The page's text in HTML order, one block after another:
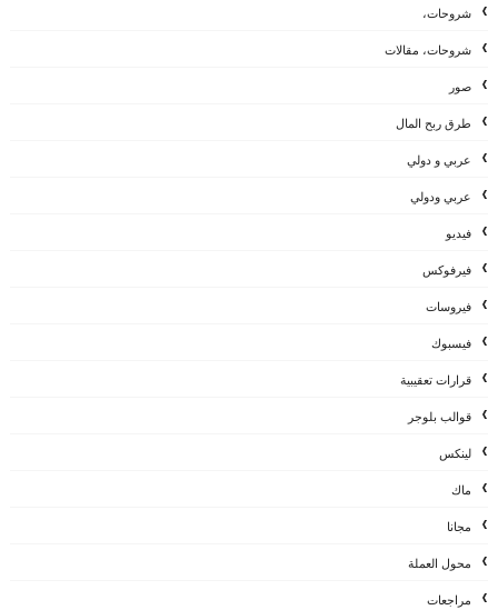
شروحات،
شروحات، مقالات
صور
طرق ربح المال
عربي و دولي
عربي ودولي
فيديو
فيرفوكس
فيروسات
فيسبوك
قرارات تعقيبية
قوالب بلوجر
لينكس
ماك
مجانا
محول العملة
مراجعات